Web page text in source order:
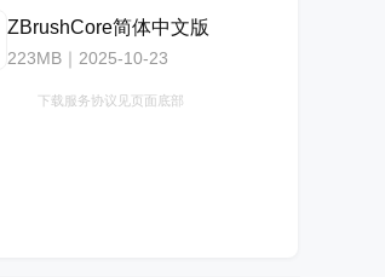
ZBrushCore简体中文版
223MB｜2025-10-23
下载服务协议见页面底部